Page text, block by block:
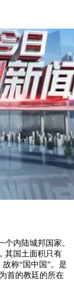
内陆城邦国家。
其国土面积只有
称“国中国”。是
首的教廷的所在